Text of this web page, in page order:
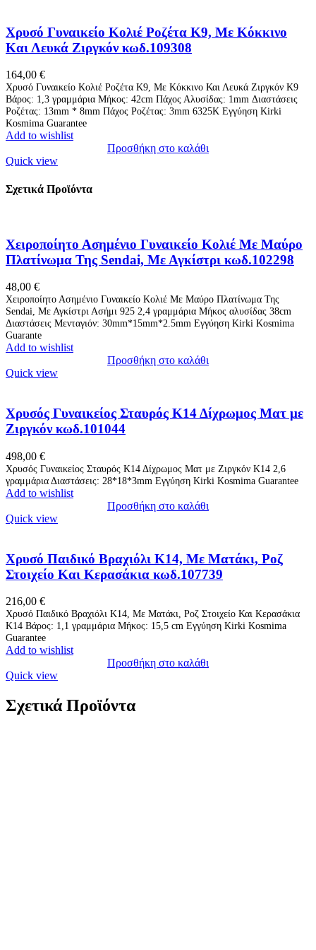
Χρυσό Γυναικείο Κολιέ Ροζέτα Κ9, Με Κόκκινο
Και Λευκά Ζιργκόν κωδ.109308
164,00 €
Χρυσό Γυναικείο Κολιέ Ροζέτα Κ9, Με Κόκκινο Και Λευκά Ζιργκόν Κ9
Βάρος: 1,3 γραμμάρια Μήκος: 42cm Πάχος Αλυσίδας: 1mm Διαστάσεις
Ροζέτας: 13mm * 8mm Πάχος Ροζέτας: 3mm 6325Κ Εγγύηση Kirki
Kosmima Guarantee
Add to wishlist
Προσθήκη στο καλάθι
Quick view
Σχετικά Προϊόντα
Χειροποίητο Ασημένιο Γυναικείο Κολιέ Με Μαύρο
Πλατίνωμα Της Sendai, Με Αγκίστρι κωδ.102298
48,00 €
Χειροποίητο Ασημένιο Γυναικείο Κολιέ Με Μαύρο Πλατίνωμα Της
Sendai, Με Αγκίστρι Ασήμι 925 2,4 γραμμάρια Μήκος αλυσίδας 38cm
Διαστάσεις Μενταγιόν: 30mm*15mm*2.5mm Eγγύηση Kirki Kosmima
Guarante
Add to wishlist
Προσθήκη στο καλάθι
Quick view
Χρυσός Γυναικείος Σταυρός Κ14 Δίχρωμος Ματ με
Ζιργκόν κωδ.101044
498,00 €
Χρυσός Γυναικείος Σταυρός Κ14 Δίχρωμος Ματ με Ζιργκόν K14 2,6
γραμμάρια Διαστάσεις: 28*18*3mm Εγγύηση Kirki Kosmima Guarantee
Add to wishlist
Προσθήκη στο καλάθι
Quick view
Χρυσό Παιδικό Βραχιόλι Κ14, Με Ματάκι, Ροζ
Στοιχείο Και Κερασάκια κωδ.107739
216,00 €
Χρυσό Παιδικό Βραχιόλι Κ14, Με Ματάκι, Ροζ Στοιχείο Και Κερασάκια
Κ14 Βάρος: 1,1 γραμμάρια Μήκος: 15,5 cm Εγγύηση Kirki Kosmima
Guarantee
Add to wishlist
Προσθήκη στο καλάθι
Quick view
Σχετικά Προϊόντα